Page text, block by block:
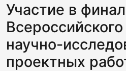
Участие в
научно-
проектных